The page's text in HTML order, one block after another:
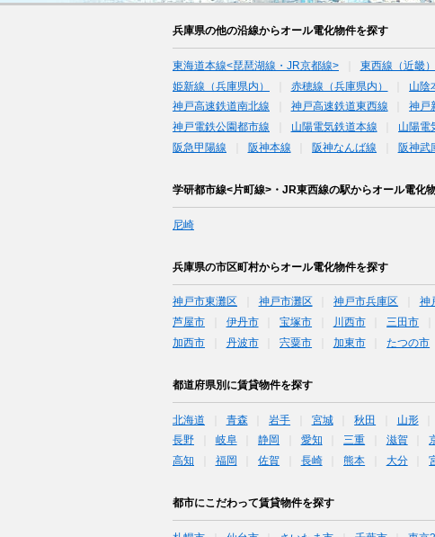
兵庫県の他の沿線からオール電化物件を探す
東海道本線<琵琶湖線・JR京都線> 東西線（近畿）
姫新線（兵庫県内）
赤穂線（兵庫県内） 山陰
神戸高速鉄道南北線
神戸高速鉄道東西線 神戸
神戸電鉄公園都市線
山陽電気鉄道本線 山陽電
阪急甲陽線
阪神本線 阪神なんば線 阪神武
学研都市線<片町線>・JR東西線の駅からオール電化
尼崎
兵庫県の市区町村からオール電化物件を探す
神戸市東灘区 神戸市灘区 神戸市兵庫区 神
芦屋市
伊丹市 宝塚市 川西市 三田市
加西市
丹波市 宍粟市 加東市 たつの市
都道府県別に賃貸物件を探す
北海道 青森 岩手 宮城 秋田 山形
長野
岐阜 静岡 愛知 三重 滋賀
高知
福岡 佐賀 長崎 熊本 大分
都市にこだわって賃貸物件を探す